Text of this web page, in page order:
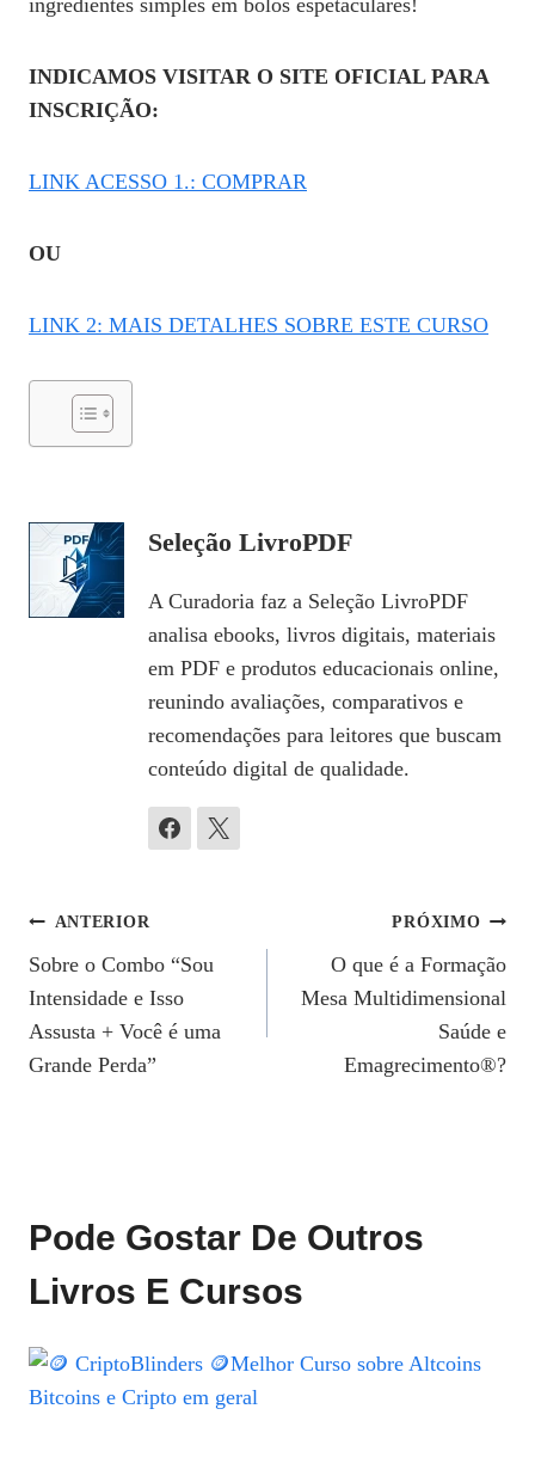
ingredientes simples em bolos espetaculares!
INDICAMOS VISITAR O SITE OFICIAL PARA
INSCRIÇÃO:
LINK ACESSO 1.: COMPRAR
OU
LINK 2: MAIS DETALHES SOBRE ESTE CURSO
Seleção LivroPDF
A Curadoria faz a Seleção LivroPDF
analisa ebooks, livros digitais, materiais
em PDF e produtos educacionais online,
reunindo avaliações, comparativos e
recomendações para leitores que buscam
conteúdo digital de qualidade.
Navegação
De
Post
ANTERIOR
Sobre o Combo “Sou
Intensidade e Isso
Assusta + Você é uma
Grande Perda”
PRÓXIMO
O que é a Formação
Mesa Multidimensional
Saúde e
Emagrecimento®?
Pode Gostar De Outros
Livros E Cursos